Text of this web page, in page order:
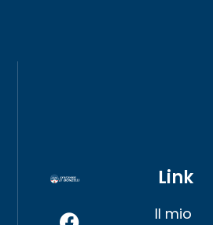
Link
Il mio